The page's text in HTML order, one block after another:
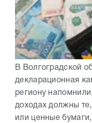
В Волгоградской
декларационная
региону
доходах должны
или ценные